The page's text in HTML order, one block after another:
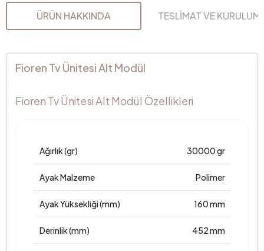
ÜRÜN HAKKINDA TESLİMAT VE KURULUM
Fioren Tv Ünitesi Alt Modül
Fioren Tv Ünitesi Alt Modül Özellikleri
Ağırlık (gr) 30000 gr
Ayak Malzeme Polimer
Ayak Yüksekliği (mm) 160 mm
Derinlik (mm) 452 mm